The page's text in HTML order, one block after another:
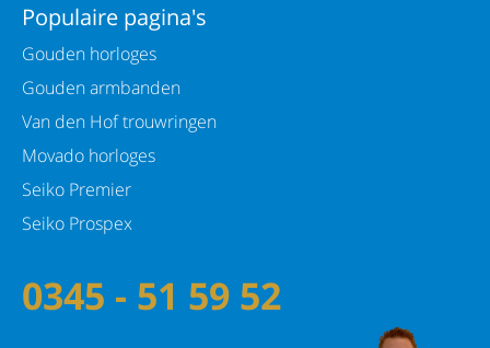
Populaire pagina's
Gouden horloges
Gouden armbanden
Van den Hof trouwringen
Movado horloges
Seiko Premier
Seiko Prospex
0345 - 51 59 52